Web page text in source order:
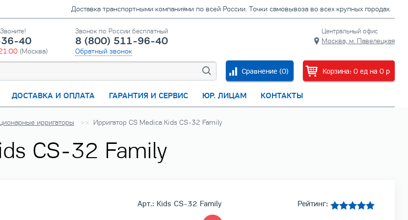
Доставка транспортными компаниями по всей России. Точки самовывоза во всех крупных городах.
Центральный офис
Москва, м. Павелецкая
40
(Москва)
Звонок по России бесплатный
8 (800) 511-96-40
Обратный звонок
Корзина: 0 ед на 0 p
Сравнение (0)
ДОСТАВКА И ОПЛАТА ГАРАНТИЯ И СЕРВИС ЮР. ЛИЦАМ КОНТАКТЫ
ирригаторы Ирригатор CS Medica Kids CS-32 Family
CS-32 Family
Арт.: Kids CS-32 Family Рейтинг: